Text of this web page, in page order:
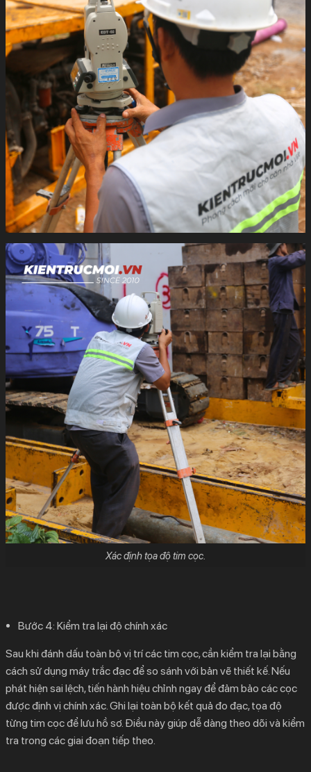
Xác định tọa độ tim cọc.
Bước 4: Kiểm tra lại độ chính xác
Sau khi đánh dấu toàn bộ vị trí các tim cọc, cần kiểm tra lại bằng
cách sử dụng máy trắc đạc để so sánh với bản vẽ thiết kế. Nếu
phát hiện sai lệch, tiến hành hiệu chỉnh ngay để đảm bảo các cọc
được định vị chính xác. Ghi lại toàn bộ kết quả đo đạc, tọa độ
từng tim cọc để lưu hồ sơ. Điều này giúp dễ dàng theo dõi và kiểm
tra trong các giai đoạn tiếp theo.